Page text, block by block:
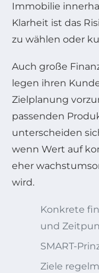
Immobilie
Klarheit ist das
zu wählen oder
Auch große
legen ihren
Zielplanung
passenden
unterscheiden
wenn Wert auf
eher
wird.
Konkrete
und
SMART-
Ziele